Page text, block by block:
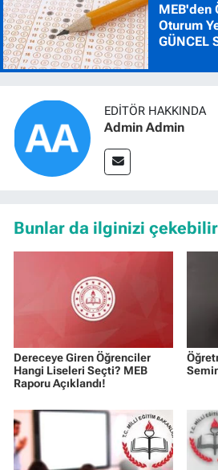
MEB'den
Oturum
GÜNCEL
EDITÖR HAKKINDA
Admin Admin
Bunlar da ilginizi çekebilir
Dereceye Giren Öğrenciler
Hangi Liseleri Seçti? MEB
Raporu Açıklandı!